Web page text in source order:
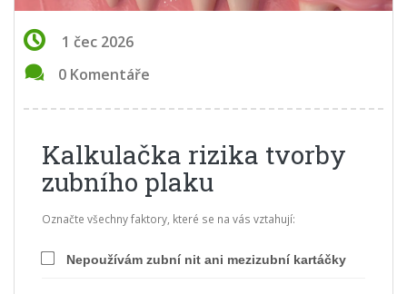
1 čec 2026
0 Komentáře
Kalkulačka rizika tvorby
zubního plaku
Označte všechny faktory, které se na vás vztahují:
Nepoužívám zubní nit ani mezizubní kartáčky